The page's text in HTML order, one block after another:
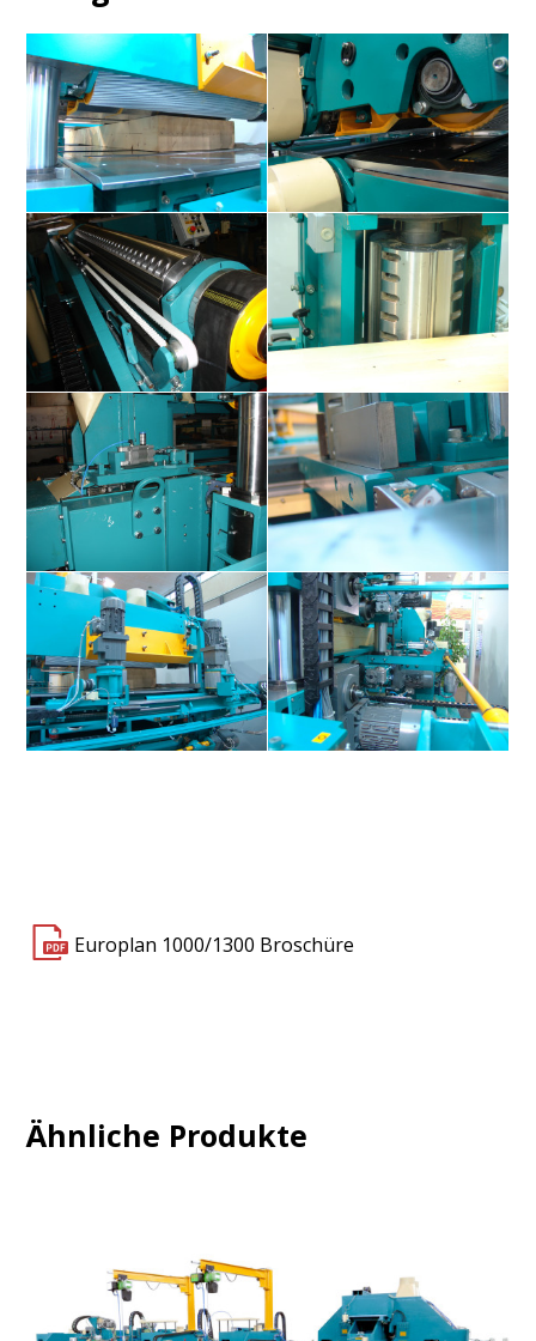
Europlan 1000-1300 Europlan 1000-1300
Europlan 1000-1300 Europlan 1000-1300
Europlan 1000-1300 Europlan 1000-1300
Europlan 1000/1300 Broschüre
Ähnliche Produkte